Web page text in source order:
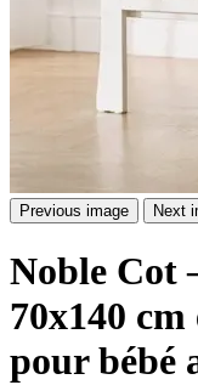
Previous image Next
Noble Cot
70x140
pour bébé